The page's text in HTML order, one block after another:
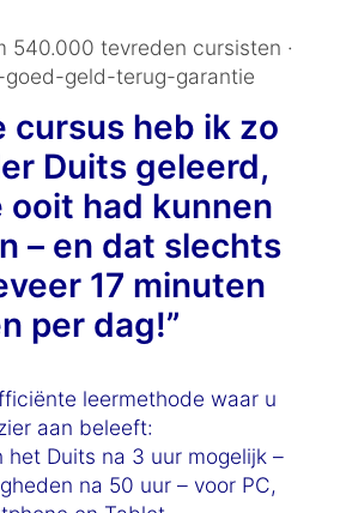
tevreden cursisten ·
goed-geld-terug-garantie
cursus heb ik zo
Duits geleerd,
ooit had kunnen
– en dat slechts
17 minuten
per dag!”
leermethode waar u
aan beleeft:
het Duits na 3 uur mogelijk –
na 50 uur – voor PC,